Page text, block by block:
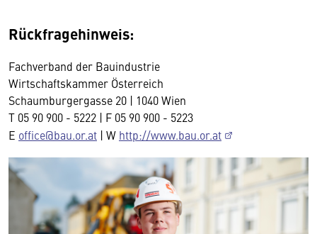
Rückfragehinweis:
Fachverband der Bauindustrie
Wirtschaftskammer Österreich
Schaumburgergasse 20 | 1040 Wien
T 05 90 900 - 5222 | F 05 90 900 - 5223
E office@bau.or.at | W http://www.bau.or.at